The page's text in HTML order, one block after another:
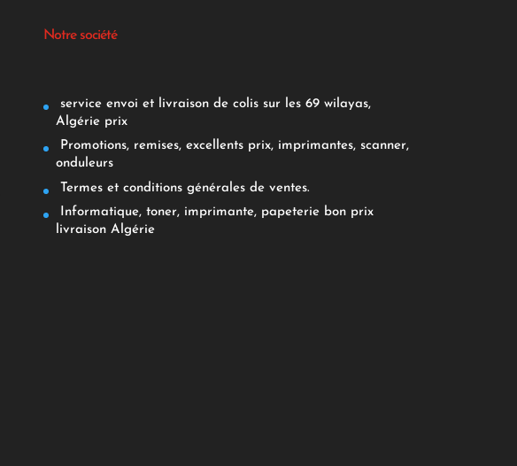
Notre société
service envoi et livraison de colis sur les 69 wilayas,
Algérie prix
Promotions, remises, excellents prix, imprimantes, scanner,
onduleurs
Termes et conditions générales de ventes.
Informatique, toner, imprimante, papeterie bon prix
livraison Algérie